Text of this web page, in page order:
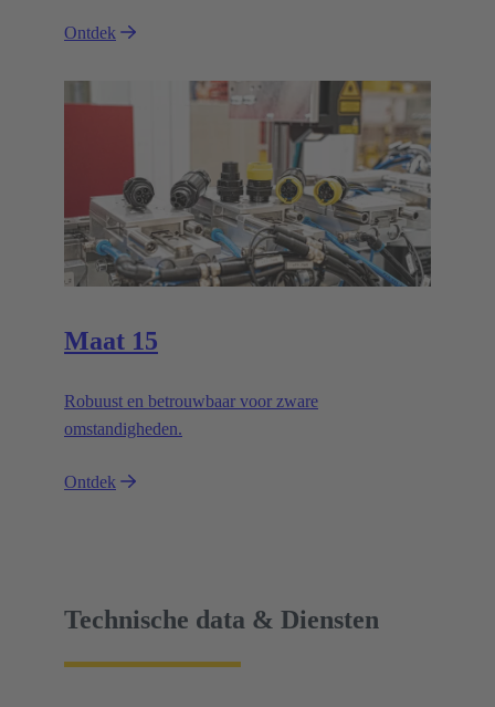
Ontdek
Maat 15
Robuust en betrouwbaar voor zware
omstandigheden.
Ontdek
Technische data & Diensten